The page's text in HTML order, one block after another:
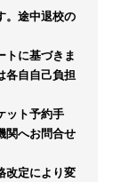
。途中退校の
トに基づきま
各自自己負担
ット予約手
関へお問合せ
改定により変